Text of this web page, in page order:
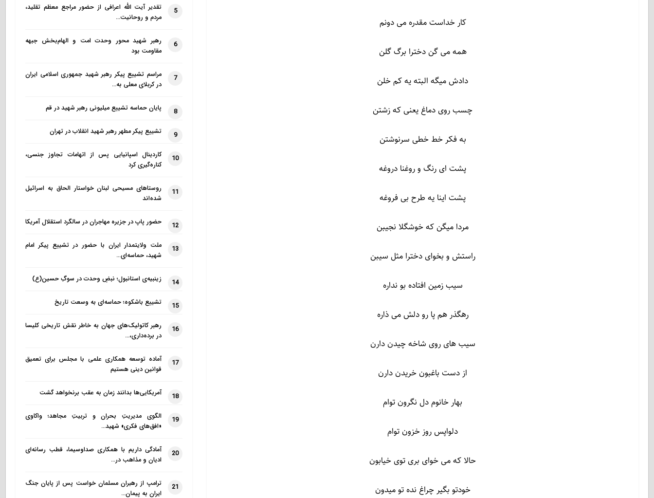
کار خداست مقدره می دونم
همه می گن دخترا برگ گلن
دادش میگه البته یه کم خلن
چسب روی دماغ یعنی که زشتن
به فکر خط خطی سرنوشتن
پشت ای رنگ و روغنا دروغه
پشت اینا یه طرح بی فروغه
مردا میگن که خوشگلا نجیبن
راستش و بخوای دخترا مثل سیبن
سیب زمین افتاده بو نداره
رهگذر هم پا رو دلش می ذاره
سیب های روی شاخه چیدن دارن
از دست باغبون خریدن دارن
بهار خانوم دل نگرون توام
دلواپس روز خزون توام
حالا که می خوای بری توی خیابون
خودتو بگیر چراغ نده تو میدون
5
تقدیر آیت الله اعرافی از حضور مراجع معظم تقلید،
مردم و روحانیت…
6
رهبر شهید محور وحدت امت و الهام‌بخش جبهه
مقاومت بود
7
مراسم تشییع پیکر رهبر شهید جمهوری اسلامی ایران
در کربلای معلی به…
8 پایان حماسه تشییع میلیونی رهبر شهید در قم
9 تشییع پیکر مطهر رهبر شهید انقلاب در تهران
10
کاردینال اسپانیایی پس از اتهامات تجاوز جنسی،
کناره‌گیری کرد
11
روستاهای مسیحی لبنان خواستار الحاق به اسرائیل
شده‌اند
12 حضور پاپ در جزیره مهاجران در سالگرد استقلال آمریکا
13
ملت ولایتمدار ایران با حضور در تشییع پیکر امام
شهید، حماسه‌ای…
14 زینبیه‌ی استانبول؛ نبضِ وحدت در سوگِ حسین(ع)
15 تشییع باشکوه؛ حماسه‌ای به وسعت تاریخ
16
رهبر کاتولیک‌های جهان به خاطر نقش تاریخی کلیسا
در برده‌داری،…
17
آماده توسعه همکاری علمی با مجلس برای تعمیق
قوانین دینی هستیم
18 آمریکایی‌ها بدانند زمان به عقب برنخواهد گشت
19
الگوی مدیریتِ بحران و تربیتِ مجاهد؛ واکاوی
«افق‌های فکری» شهید…
20
آمادگی داریم با همکاری صداوسیما، قطب رسانه‌ای
ادیان و مذاهب در…
21
ترامپ از رهبران مسلمان خواست پس از پایان جنگ
ایران به پیمان…